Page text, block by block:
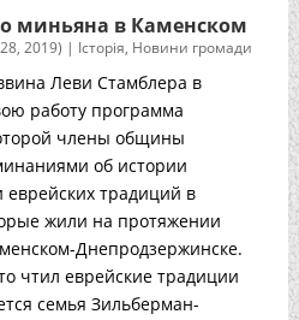
миньяна в Каменском
2019) | Історія, Новини громади
Леви Стамблера в
работу программа
члены общины
об истории
традиций в
жили на протяжении
Днепродзержинске.
чтил еврейские традиции
семья Зильберман-